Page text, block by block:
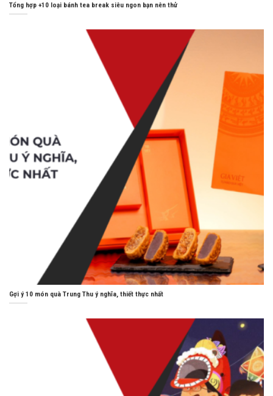
Tổng hợp +10 loại bánh tea break siêu ngon bạn nên thử
Gợi ý 10 món quà Trung Thu ý nghĩa, thiết thực nhất